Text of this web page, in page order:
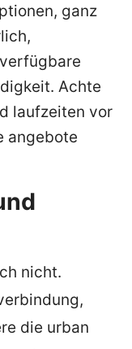
ganz
Achte
laufzeiten vor
angebote
nicht.
die urban